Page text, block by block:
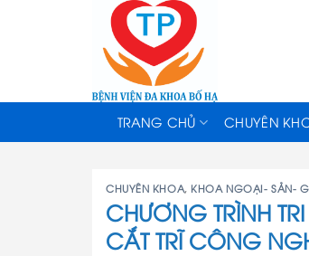
TRANG CHỦ CHUYÊN
CHUYÊN KHOA, KHOA NGOẠI- SẢN-
CHƯƠNG TRÌNH
CẮT TRĨ CÔNG